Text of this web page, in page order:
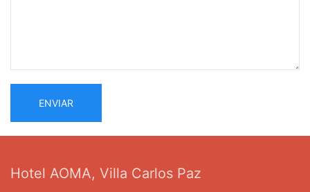
ENVIAR
Hotel AOMA, Villa Carlos Paz